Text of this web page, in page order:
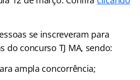
se inscreveram para
do concurso TJ MA, sendo:
ampla concorrência;